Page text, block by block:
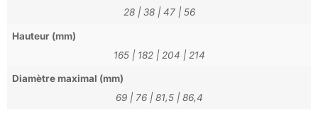
28| 38| 47| 56
Hauteur (mm)
165| 182| 204 | 214
Diamètre maximal (mm)
69| 76| 81,5| 86,4